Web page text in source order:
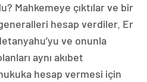
Mahkemeye çıktılar ve bir
generalleri hesap verdiler. Er
ve onunla
aynı akıbet
hesap vermesi için